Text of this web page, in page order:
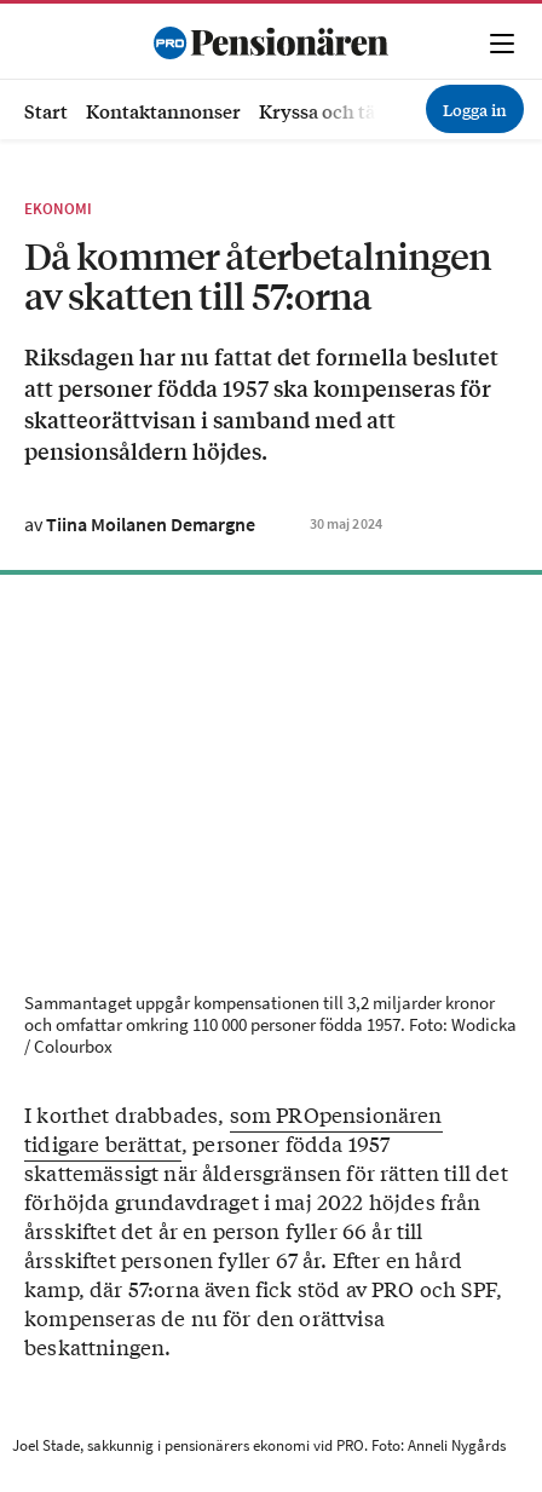
Start Kontaktannonser Kryssa och tävla Ekonomi
Logga in
EKONOMI
Då kommer återbetalningen
av skatten till 57:orna
Riksdagen har nu fattat det formella beslutet
att personer födda 1957 ska kompenseras för
skatteorättvisan i samband med att
pensionsåldern höjdes.
avTiina Moilanen Demargne 30 maj2024
Sammantaget uppgår kompensationen till 3,2 miljarder kronor
och omfattar omkring 110 000 personer födda 1957. Foto: Wodicka
/ Colourbox
I korthet drabbades, som PROpensionären
tidigare berättat, personer födda 1957
skattemässigt när åldersgränsen för rätten till det
förhöjda grundavdraget i maj 2022 höjdes från
årsskiftet det år en person fyller 66 år till
årsskiftet personen fyller 67 år. Efter en hård
kamp, där 57:orna även fick stöd av PRO och SPF,
kompenseras de nu för den orättvisa
beskattningen.
Joel Stade, sakkunnig i pensionärers ekonomi vid PRO. Foto: Anneli Nygårds